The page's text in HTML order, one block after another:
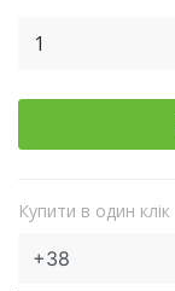
1
Купити в один клік